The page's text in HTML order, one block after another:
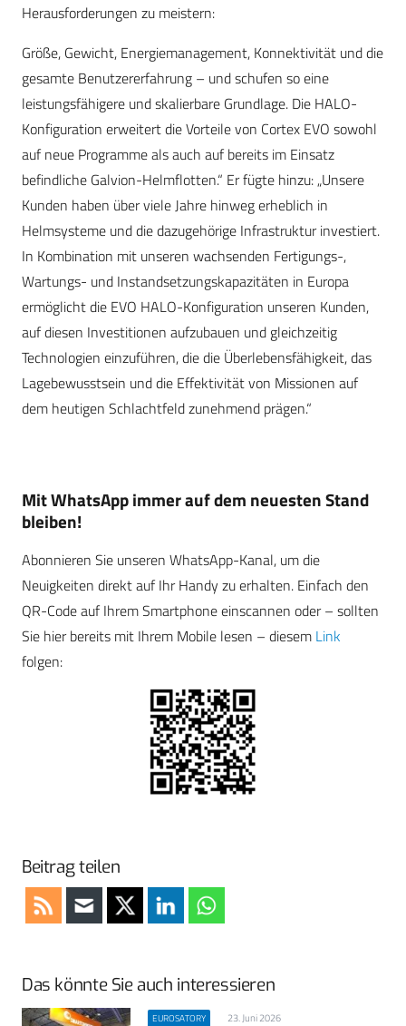
Herausforderungen zu meistern:
Größe, Gewicht, Energiemanagement, Konnektivität und die
gesamte Benutzererfahrung – und schufen so eine
leistungsfähigere und skalierbare Grundlage. Die HALO-
Konfiguration erweitert die Vorteile von Cortex EVO sowohl
auf neue Programme als auch auf bereits im Einsatz
befindliche Galvion-Helmflotten.“ Er fügte hinzu: „Unsere
Kunden haben über viele Jahre hinweg erheblich in
Helmsysteme und die dazugehörige Infrastruktur investiert.
In Kombination mit unseren wachsenden Fertigungs-,
Wartungs- und Instandsetzungskapazitäten in Europa
ermöglicht die EVO HALO-Konfiguration unseren Kunden,
auf diesen Investitionen aufzubauen und gleichzeitig
Technologien einzuführen, die die Überlebensfähigkeit, das
Lagebewusstsein und die Effektivität von Missionen auf
dem heutigen Schlachtfeld zunehmend prägen.“
Mit WhatsApp immer auf dem neuesten Stand
bleiben!
Abonnieren Sie unseren WhatsApp-Kanal, um die
Neuigkeiten direkt auf Ihr Handy zu erhalten. Einfach den
QR-Code auf Ihrem Smartphone einscannen oder – sollten
Sie hier bereits mit Ihrem Mobile lesen – diesem Link
folgen:
Beitrag teilen
Das könnte Sie auch interessieren
EUROSATORY 23. Juni 2026